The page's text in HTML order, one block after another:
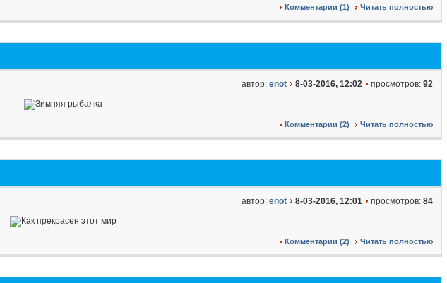
Комментарии (1) Читать полностью
автор: enot 8-03-2016, 12:02 просмотров: 92
Комментарии (2) Читать полностью
автор: enot 8-03-2016, 12:01 просмотров: 84
Комментарии (2) Читать полностью